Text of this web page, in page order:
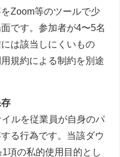
Zoom等のツールで少
です。参加者が4〜5名
は該当しにくいもの
規約による制約を別途
ルを従業員が自身のパ
る行為です。当該ダウ
項の私的使用目的とし